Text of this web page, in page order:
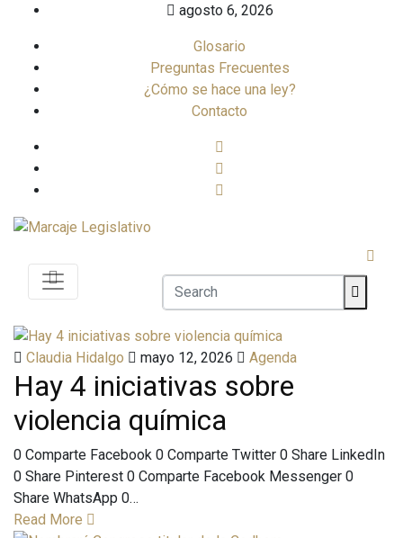
content
agosto 6, 2026
Glosario
Preguntas Frecuentes
¿Cómo se hace una ley?
Contacto
Claudia Hidalgo mayo 12, 2026 Agenda
Hay 4 iniciativas sobre
violencia química
0 Comparte Facebook 0 Comparte Twitter 0 Share LinkedIn
0 Share Pinterest 0 Comparte Facebook Messenger 0
Share WhatsApp 0…
Read More